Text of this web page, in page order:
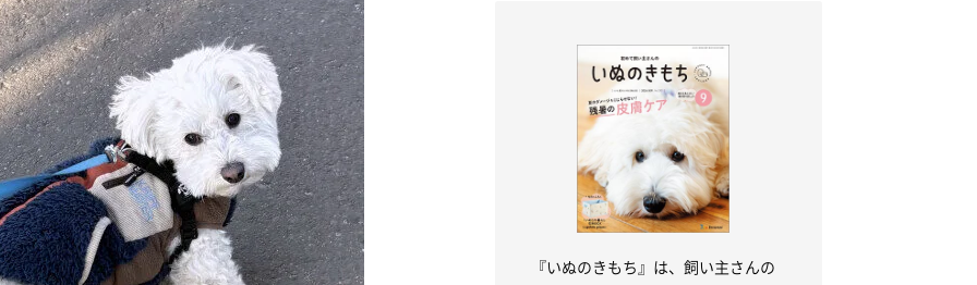
『いぬのきもち』は、飼い主さんの